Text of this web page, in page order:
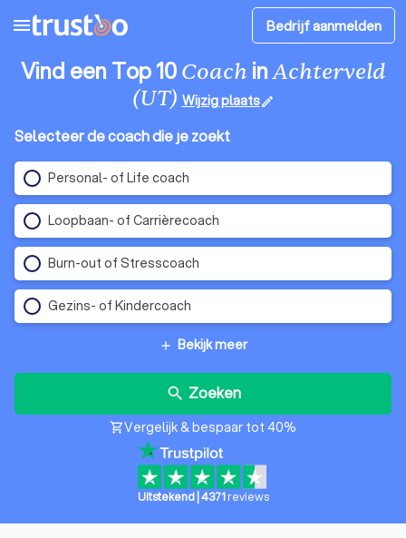
menu Bedrijf aanmelden
Vind een Top 10Coach inAchterveld
(UT) Wijzig plaatsedit
Selecteer de coach die je zoekt
Personal- of Life coach
Loopbaan- of Carrièrecoach
Burn-out of Stresscoach
Gezins- of Kindercoach
add Bekijk meer
search Zoeken
shopping_cartVergelijk & bespaar tot 40%
Uitstekend| 4371 reviews